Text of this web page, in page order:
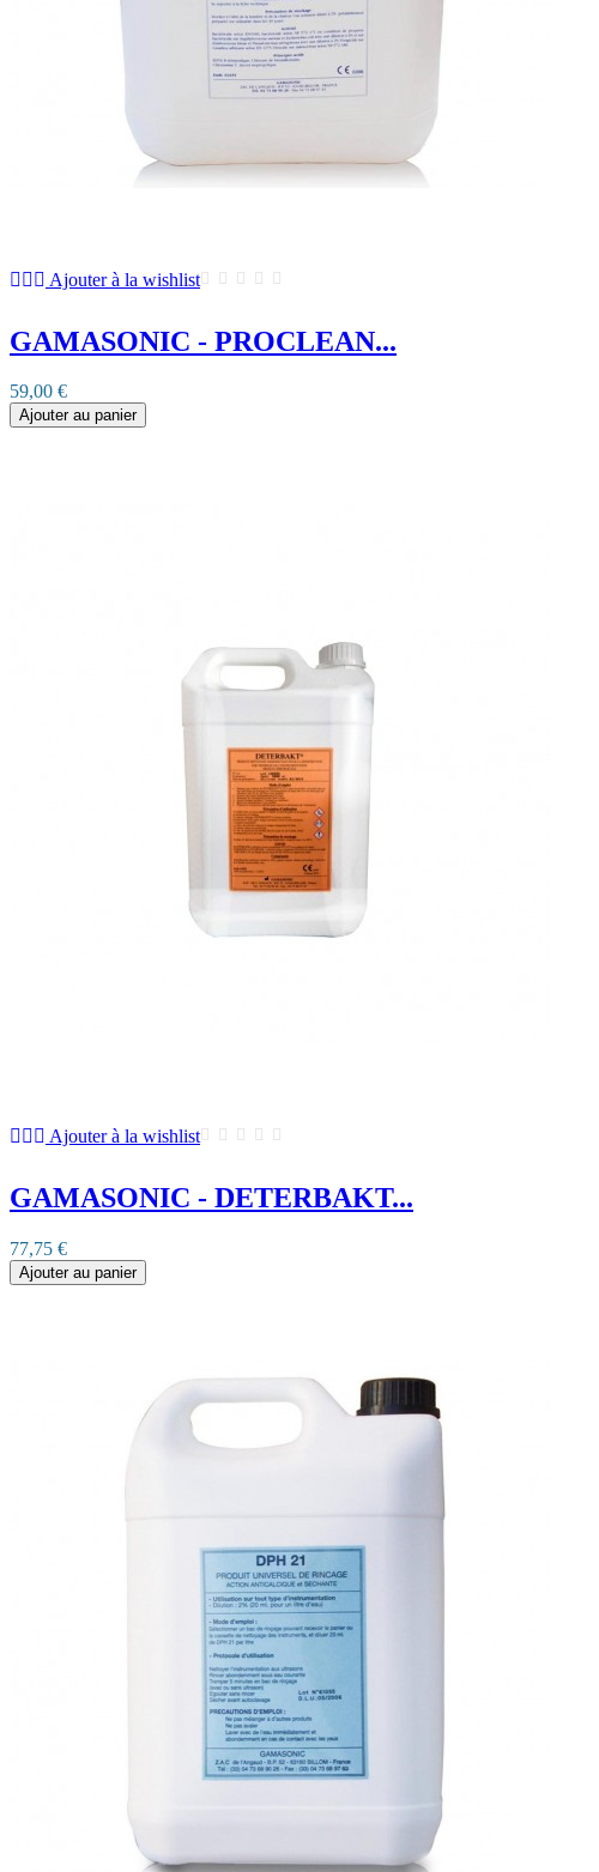
Ajouter à la wishlist
GAMASONIC - PROCLEAN...
59,00 €
Ajouter au panier
Ajouter à la wishlist
GAMASONIC - DETERBAKT...
77,75 €
Ajouter au panier